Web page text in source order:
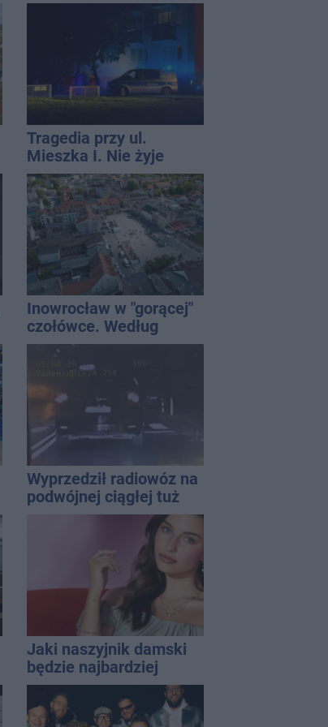
Tragedia przy ul.
Mieszka I. Nie żyje
osoba, która wypadła z
czwartego piętra
Inowrocław w "gorącej"
czołówce. Według
analizy Onetu nasze
miasto jest jednym z
najbardziej narażonych
na upały
Wyprzedził radiowóz na
podwójnej ciągłej tuż
przed pasami
Jaki naszyjnik damski
będzie najbardziej
uniwersalny? Modele,
które pasują do wielu
stylizacji